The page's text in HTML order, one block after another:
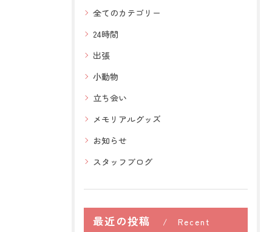
全てのカテゴリー
24時間
出張
小動物
立ち会い
メモリアルグッズ
お知らせ
スタッフブログ
最近の投稿
Recent